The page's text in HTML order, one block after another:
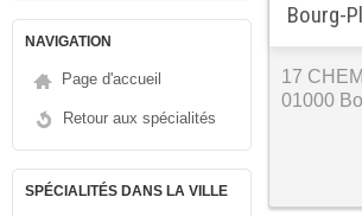
NAVIGATION
Page d'accueil
Retour aux spécialités
SPÉCIALITÉS DANS LA VILLE
Bourg-
17
01000